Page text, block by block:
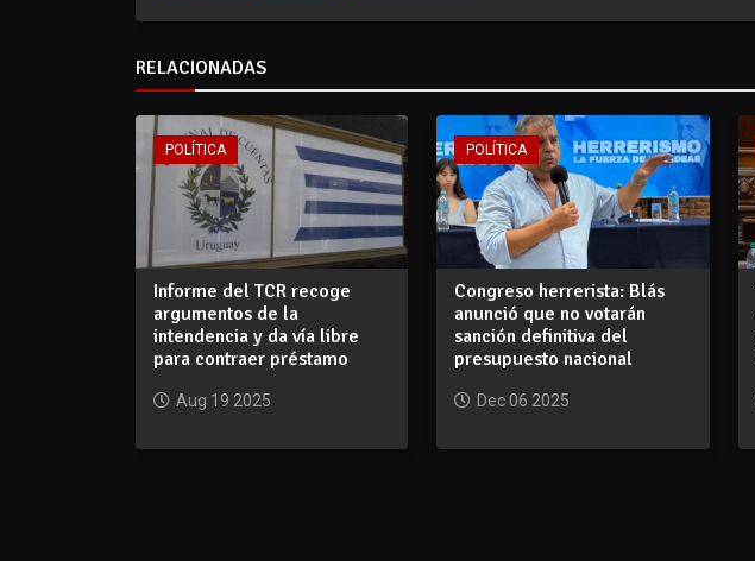
RELACIONADAS
POLÍTICA
Informe del TCR recoge
argumentos de la
intendencia y da vía libre
para contraer préstamo
Aug 19 2025
POLÍTICA
Congreso herrerista: Blás
anunció que no votarán
sanción definitiva del
presupuesto nacional
Dec 06 2025